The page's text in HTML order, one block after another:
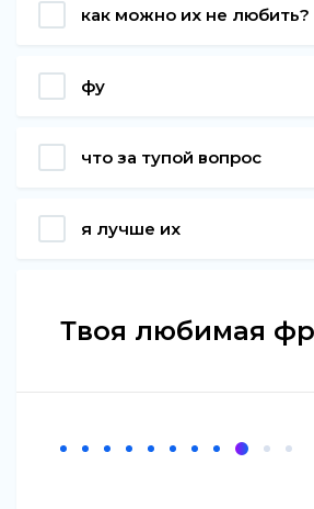
как можно их не любить?
фу
что за тупой вопрос
я лучше их
Твоя любимая